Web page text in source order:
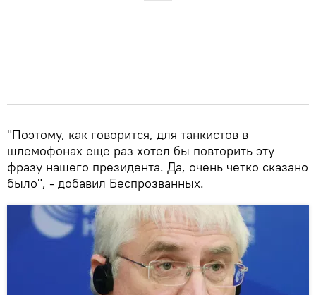
"Поэтому, как говорится, для танкистов в
шлемофонах еще раз хотел бы повторить эту
фразу нашего президента. Да, очень четко сказано
было", - добавил Беспрозванных.